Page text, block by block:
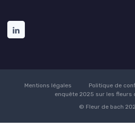
Mentions légales Politique de
enquête 2025 sur les fleurs
© Fleur de bach